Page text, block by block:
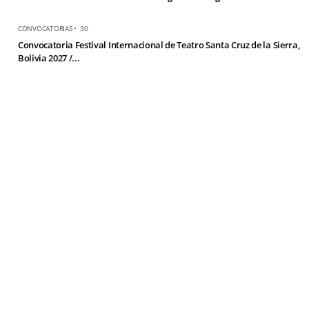
CONVOCATORIAS• 30
Convocatoria Festival Internacional de Teatro Santa Cruz de la Sierra,
Bolivia 2027 /...